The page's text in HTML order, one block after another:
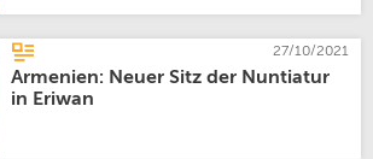
27/10/2021
Armenien: Neuer Sitz der Nuntiatur
in Eriwan